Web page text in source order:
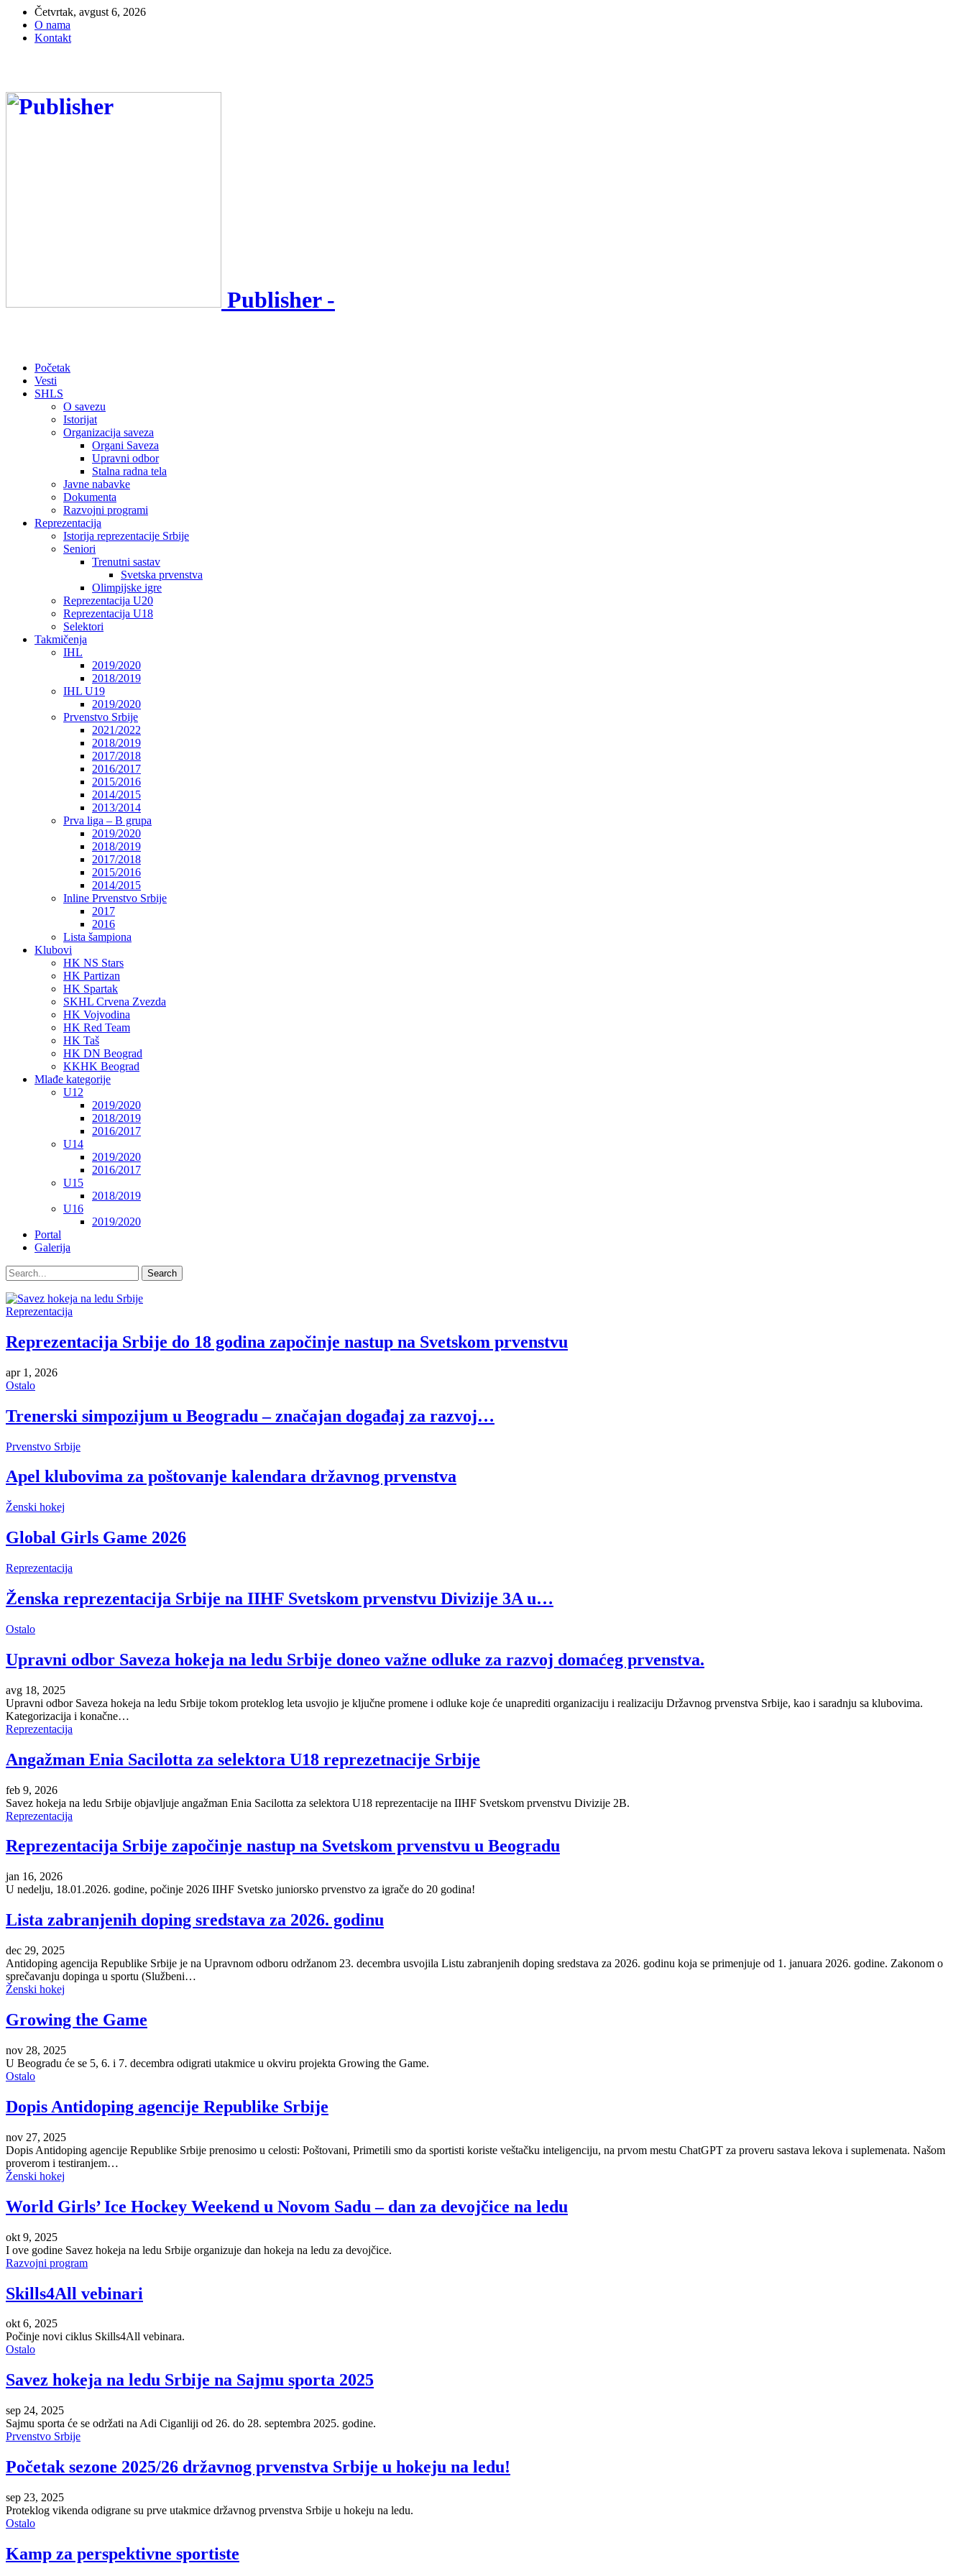
Četvrtak, avgust 6, 2026
O nama
Kontakt
Publisher -
Početak
Vesti
SHLS
O savezu
Istorijat
Organizacija saveza
Organi Saveza
Upravni odbor
Stalna radna tela
Javne nabavke
Dokumenta
Razvojni programi
Reprezentacija
Istorija reprezentacije Srbije
Seniori
Trenutni sastav
Svetska prvenstva
Olimpijske igre
Reprezentacija U20
Reprezentacija U18
Selektori
Takmičenja
IHL
2019/2020
2018/2019
IHL U19
2019/2020
Prvenstvo Srbije
2021/2022
2018/2019
2017/2018
2016/2017
2015/2016
2014/2015
2013/2014
Prva liga – B grupa
2019/2020
2018/2019
2017/2018
2015/2016
2014/2015
Inline Prvenstvo Srbije
2017
2016
Lista šampiona
Klubovi
HK NS Stars
HK Partizan
HK Spartak
SKHL Crvena Zvezda
HK Vojvodina
HK Red Team
HK Taš
HK DN Beograd
KKHK Beograd
Mlađe kategorije
U12
2019/2020
2018/2019
2016/2017
U14
2019/2020
2016/2017
U15
2018/2019
U16
2019/2020
Portal
Galerija
Reprezentacija
Reprezentacija Srbije do 18 godina započinje nastup na Svetskom prvenstvu
apr 1, 2026
Ostalo
Trenerski simpozijum u Beogradu – značajan događaj za razvoj…
Prvenstvo Srbije
Apel klubovima za poštovanje kalendara državnog prvenstva
Ženski hokej
Global Girls Game 2026
Reprezentacija
Ženska reprezentacija Srbije na IIHF Svetskom prvenstvu Divizije 3A u…
Ostalo
Upravni odbor Saveza hokeja na ledu Srbije doneo važne odluke za razvoj domaćeg prvenstva.
avg 18, 2025
Upravni odbor Saveza hokeja na ledu Srbije tokom proteklog leta usvojio je ključne promene i odluke koje će unaprediti organizaciju i realizaciju Državnog prvenstva Srbije, kao i saradnju sa klubovima.
Kategorizacija i konačne…
Reprezentacija
Angažman Enia Sacilotta za selektora U18 reprezetnacije Srbije
feb 9, 2026
Savez hokeja na ledu Srbije objavljuje angažman Enia Sacilotta za selektora U18 reprezentacije na IIHF Svetskom prvenstvu Divizije 2B.
Reprezentacija
Reprezentacija Srbije započinje nastup na Svetskom prvenstvu u Beogradu
jan 16, 2026
U nedelju, 18.01.2026. godine, počinje 2026 IIHF Svetsko juniorsko prvenstvo za igrače do 20 godina!
Lista zabranjenih doping sredstava za 2026. godinu
dec 29, 2025
Antidoping agencija Republike Srbije je na Upravnom odboru održanom 23. decembra usvojila Listu zabranjenih doping sredstava za 2026. godinu koja se primenjuje od 1. januara 2026. godine. Zakonom o
sprečavanju dopinga u sportu (Službeni…
Ženski hokej
Growing the Game
nov 28, 2025
U Beogradu će se 5, 6. i 7. decembra odigrati utakmice u okviru projekta Growing the Game.
Ostalo
Dopis Antidoping agencije Republike Srbije
nov 27, 2025
Dopis Antidoping agencije Republike Srbije prenosimo u celosti: Poštovani, Primetili smo da sportisti koriste veštačku inteligenciju, na prvom mestu ChatGPT za proveru sastava lekova i suplemenata. Našom
proverom i testiranjem…
Ženski hokej
World Girls’ Ice Hockey Weekend u Novom Sadu – dan za devojčice na ledu
okt 9, 2025
I ove godine Savez hokeja na ledu Srbije organizuje dan hokeja na ledu za devojčice.
Razvojni program
Skills4All vebinari
okt 6, 2025
Počinje novi ciklus Skills4All vebinara.
Ostalo
Savez hokeja na ledu Srbije na Sajmu sporta 2025
sep 24, 2025
Sajmu sporta će se održati na Adi Ciganliji od 26. do 28. septembra 2025. godine.
Prvenstvo Srbije
Početak sezone 2025/26 državnog prvenstva Srbije u hokeju na ledu!
sep 23, 2025
Proteklog vikenda odigrane su prve utakmice državnog prvenstva Srbije u hokeju na ledu.
Ostalo
Kamp za perspektivne sportiste